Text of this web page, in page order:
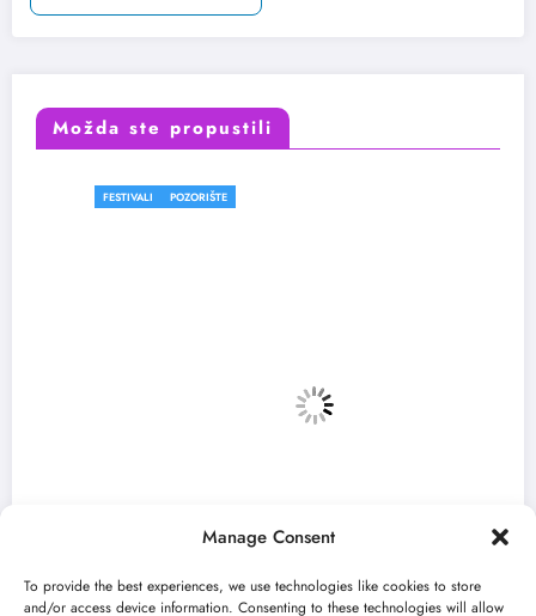
Manage Consent
To provide the best experiences, we use technologies like cookies to store
and/or access device information. Consenting to these technologies will allow
Možda ste propustili
FESTIVALI POZORIŠTE